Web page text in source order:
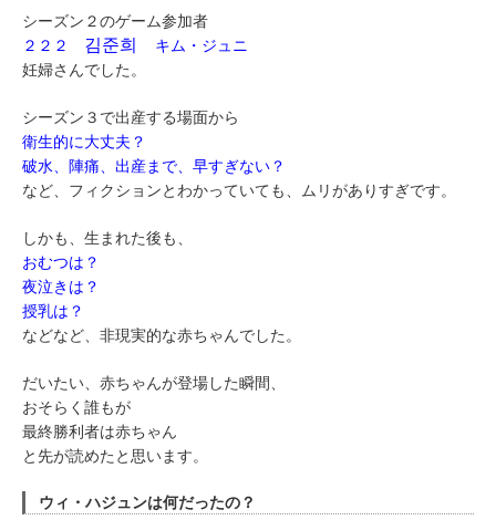
シーズン２のゲーム参加者
２２２ 김준희 キム・ジュニ
妊婦さんでした。
シーズン３で出産する場面から
衛生的に大丈夫？
破水、陣痛、出産まで、早すぎない？
など、フィクションとわかっていても、ムリがありすぎです。
しかも、生まれた後も、
おむつは？
夜泣きは？
授乳は？
などなど、非現実的な赤ちゃんでした。
だいたい、赤ちゃんが登場した瞬間、
おそらく誰もが
最終勝利者は赤ちゃん
と先が読めたと思います。
ウィ・ハジュンは何だったの？